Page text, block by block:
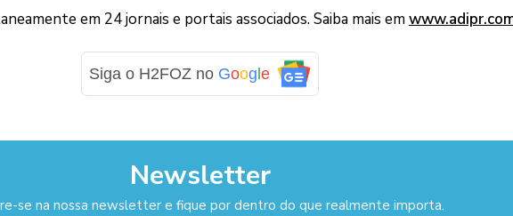
em 24 jornais e portais associados. Saiba mais em
Siga o H2FOZ no Goog le
Newsletter
se na nossa newsletter e fique por dentro do que realmente importa.